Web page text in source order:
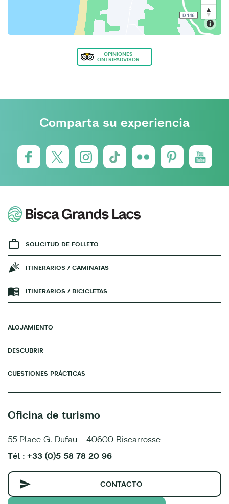
OPINIONES
ONTRIPADVISOR
Comparta su experiencia
SOLICITUD DE FOLLETO
ITINERARIOS / CAMINATAS
ITINERARIOS / BICICLETAS
ALOJAMIENTO
DESCUBRIR
CUESTIONES PRÁCTICAS
Oficina de turismo
55 Place G. Dufau - 40600 Biscarrosse
Tél : +33 (0)5 58 78 20 96
CONTACTO